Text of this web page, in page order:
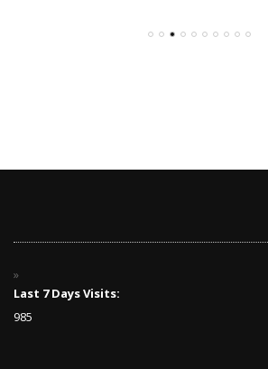
Last 7 Days Visits:
985